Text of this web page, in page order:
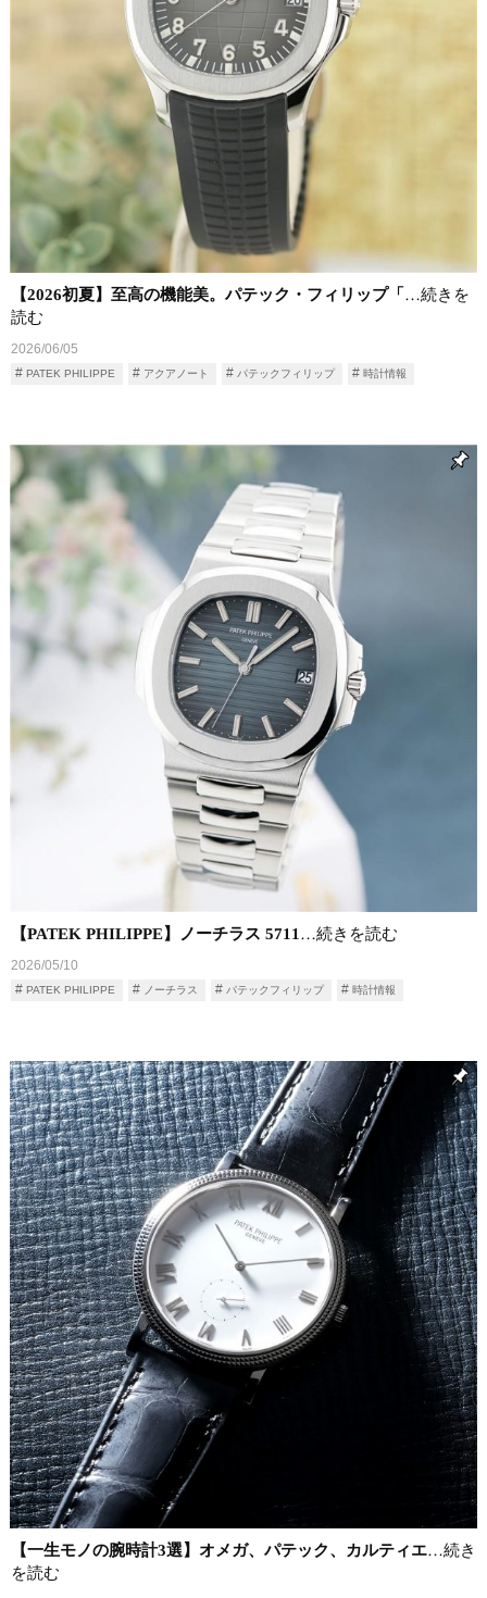
【2026初夏】至高の機能美。パテック・フィリップ「 …続きを
読む
2026/06/05
PATEK PHILIPPE アクアノート パテックフィリップ 時計情報
【PATEK PHILIPPE】ノーチラス 5711 …続きを読む
2026/05/10
PATEK PHILIPPE ノーチラス パテックフィリップ 時計情報
【一生モノの腕時計3選】オメガ、パテック、カルティエ…続き
を読む